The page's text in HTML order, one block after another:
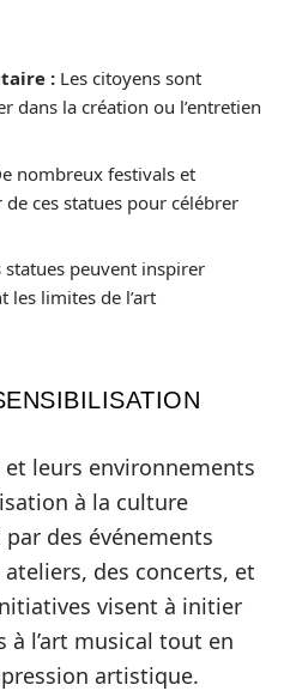
: Les citoyens sont
dans la création ou l’entretien
nombreux festivals et
ces statues pour célébrer
statues peuvent inspirer
les limites de l’art
leurs environnements
à la culture
des événements
des concerts, et
visent à initier
à l’art musical tout en
artistique.